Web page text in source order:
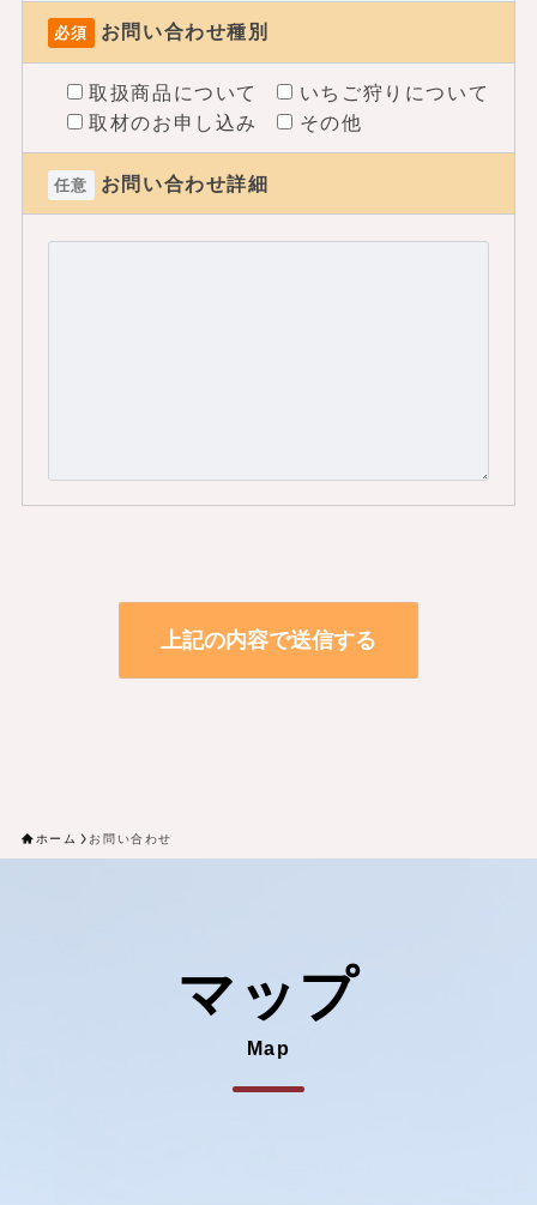
必須 お問い合わせ種別
取扱商品について
いちご狩りについて
取材のお申し込み
その他
任意 お問い合わせ詳細
ホーム お問い合わせ
マップ
Map